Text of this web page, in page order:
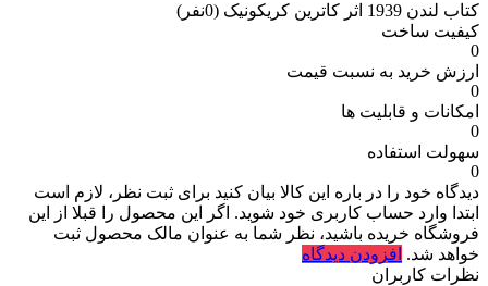
کتاب لندن 1939 اثر کاترین کریکونیک
(0نفر)
کیفیت ساخت
0
ارزش خرید به نسبت قیمت
0
امکانات و قابلیت ها
0
سهولت استفاده
0
دیدگاه خود را در باره این کالا بیان کنید برای ثبت نظر، لازم است
ابتدا وارد حساب کاربری خود شوید. اگر این محصول را قبلا از این
فروشگاه خریده باشید، نظر شما به عنوان مالک محصول ثبت
خواهد شد. افزودن دیدگاه
نظرات کاربران